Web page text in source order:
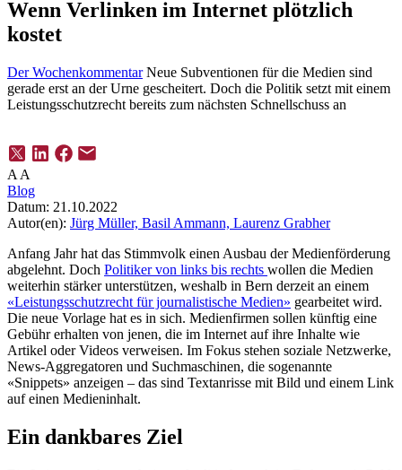
Wenn Verlinken im Internet plötzlich
kostet
Der WochenkommentarNeue Subventionen für die Medien sind
gerade erst an der Urne gescheitert. Doch die Politik setzt mit einem
Leistungsschutzrecht bereits zum nächsten Schnellschuss an
A A
Blog
Datum: 21.10.2022
Autor(en): Jürg Müller, Basil Ammann, Laurenz Grabher
Anfang Jahr hat das Stimmvolk einen Ausbau der Medienförderung
abgelehnt. Doch Politiker von links bis rechts wollen die Medien
weiterhin stärker unterstützen, weshalb in Bern derzeit an einem
«Leistungsschutzrecht für journalistische Medien» gearbeitet wird.
Die neue Vorlage hat es in sich. Medienfirmen sollen künftig eine
Gebühr erhalten von jenen, die im Internet auf ihre Inhalte wie
Artikel oder Videos verweisen. Im Fokus stehen soziale Netzwerke,
News-Aggregatoren und Suchmaschinen, die sogenannte
«Snippets» anzeigen – das sind Textanrisse mit Bild und einem Link
auf einen Medieninhalt.
Ein dankbares Ziel